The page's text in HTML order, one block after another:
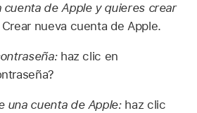
cuenta de Apple y quieres crear
nueva cuenta de Apple.
haz clic en
una cuenta de Apple:haz clic